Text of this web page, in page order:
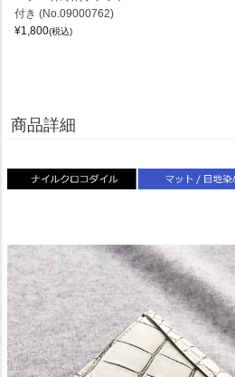
付き (No.09000762)
¥1,800(税込)
商品詳細